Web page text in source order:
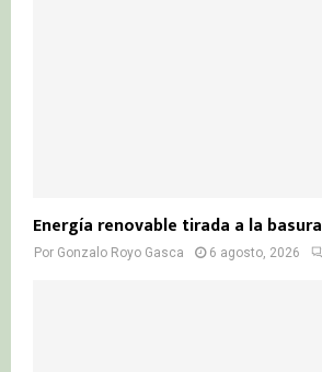
Energía renovable tirada a la basura
Por Gonzalo Royo Gasca 6 agosto, 2026